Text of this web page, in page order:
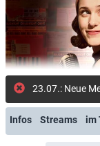
23.07.: Neue
Infos Streams im